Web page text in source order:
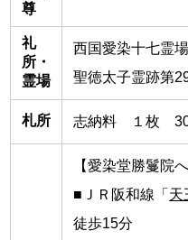
尊
礼
所・
霊場
西国愛染十七霊
聖徳太子霊跡第
札所 志納料 １枚
【愛染堂勝鬘院
■ＪＲ阪和線「 天
徒歩15分